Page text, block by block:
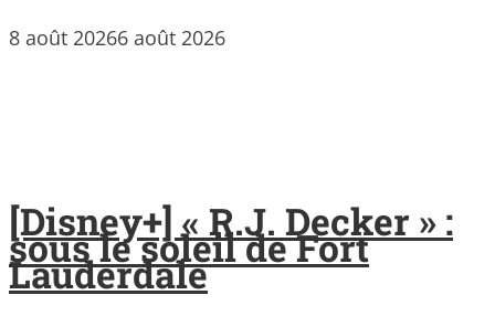
8 août 20266 août 2026
[Disney+] « R.J. Decker » :
sous le soleil de Fort
Lauderdale